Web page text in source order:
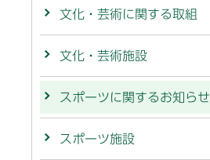
文化・芸術に関する取組
文化・芸術施設
スポーツに関するお知らせ
スポーツ施設